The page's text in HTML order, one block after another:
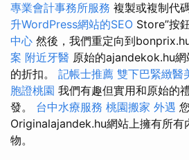
專業會計事務所服務 複製或複制代
升WordPress網站的SEO Store”按
中心 然後，我們重定向到
案 附近牙醫 原始的ajandekok.hu
的折扣。 記帳士推薦 雙下巴緊緻醫
胞證桃園 我們有趣但實用和原始的
發。 台中水療服務 桃園搬家 外遇
Originalajandek.hu網站上擁有所有
物。